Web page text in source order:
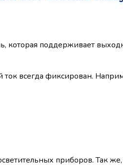
которая поддерживает
ток всегда фиксирован.
приборов. Так